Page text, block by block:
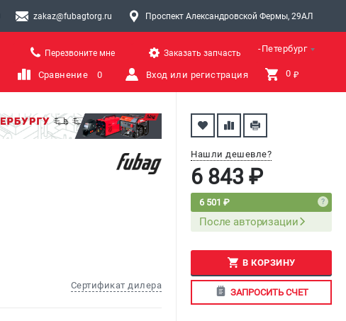
zakaz@fubagtorg.ru Проспект Александровской Фермы, 29АЛ
Санкт-Петербург
Перезвоните мне Заказать запчасть
Сравнение 0 Вход или регистрация 0 ₽
Сертификат дилера
Нашли дешевле?
6 843 ₽
6 501 ₽
После авторизации
В КОРЗИНУ
ЗАПРОСИТЬ СЧЕТ